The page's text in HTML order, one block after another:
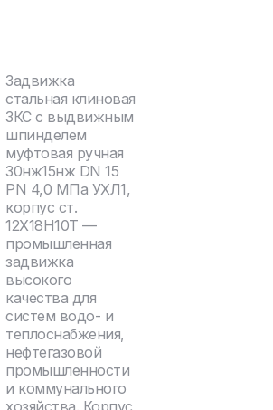
Задвижка
стальная клиновая
ЗКС с выдвижным
шпинделем
муфтовая ручная
30нж15нж DN 15
PN 4,0 МПа УХЛ1,
корпус ст.
12Х18Н10Т —
промышленная
задвижка
высокого
качества для
систем водо- и
теплоснабжения,
нефтегазовой
промышленности
и коммунального
хозяйства. Корпус